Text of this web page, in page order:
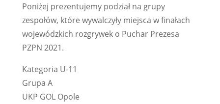
Poniżej prezentujemy podział na grupy
zespołów, które wywalczyły miejsca w finałach
wojewódzkich rozgrywek o Puchar Prezesa
PZPN 2021.
Kategoria U-11
Grupa A
UKP GOL Opole